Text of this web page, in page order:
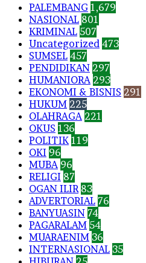
PALEMBANG 1,679
NASIONAL 801
KRIMINAL 507
Uncategorized 473
SUMSEL 457
PENDIDIKAN 297
HUMANIORA 293
EKONOMI & BISNIS 291
HUKUM 225
OLAHRAGA 221
OKUS 136
POLITIK 119
OKI 96
MUBA 96
RELIGI 87
OGAN ILIR 83
ADVERTORIAL 76
BANYUASIN 74
PAGARALAM 54
MUARAENIM 36
INTERNASIONAL 35